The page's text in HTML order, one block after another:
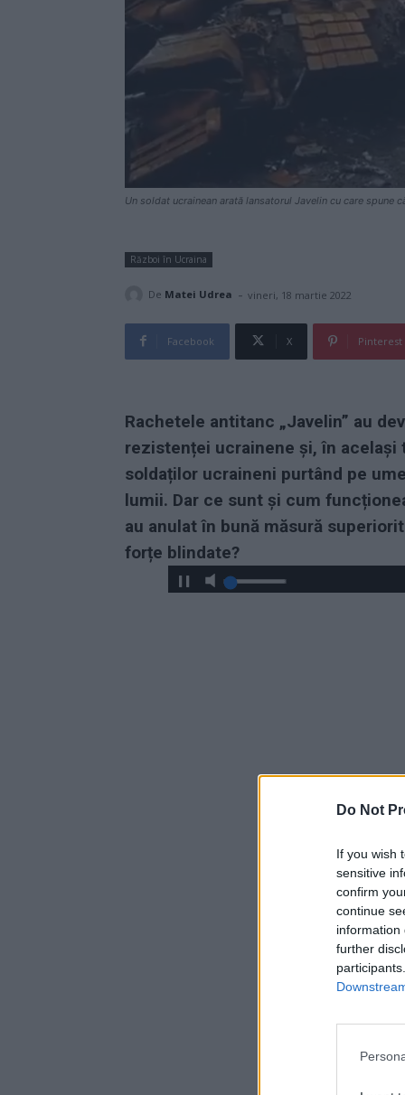
Do Not
If you wish
sensitive
confirm
continue
information
further
Un soldat ucrainean arată lansatorul Javelin cu care spune
Război în Ucraina
De Matei Udrea - vineri, 18 martie 2022
Facebook X Pinterest
Rachetele antitanc „Javelin” au
rezistenței ucrainene și, în același
soldaților ucraineni purtând pe
lumii. Dar ce sunt și cum
au anulat în bună măsură
forțe blindate?